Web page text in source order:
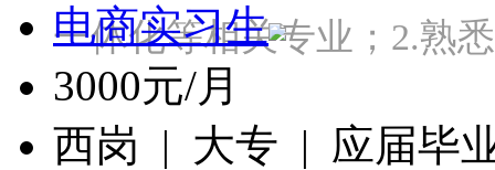
一体化等相关专业；2.熟
电商实习生
3000元/月
西岗 | 大专 | 应届毕